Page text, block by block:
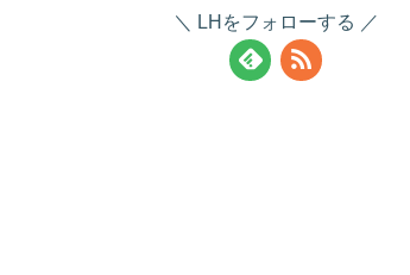
LHをフォローする